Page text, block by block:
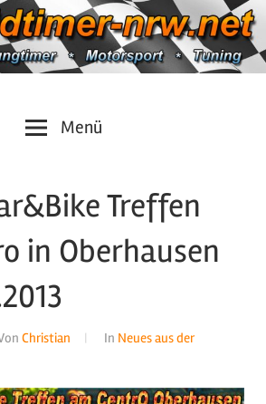
Menü
Treffen
in Oberhausen
Christian In Neues aus der